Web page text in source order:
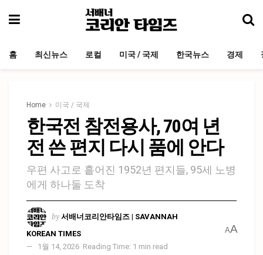
홈 최신뉴스 로컬 미국 / 국제 한국뉴스 경제
Home 미국 / 국제
한국전 참전용사, 70여 년
전 쓴 편지 다시 품에 안다
우편 사고로 흩어진 1952년 편지들, 95세 노병
에게 하나둘 도착
by 서배너코리안타임즈 | SAVANNAH
KOREAN TIMES
1월 14, 2026 Reading Time: 1 min read
AA